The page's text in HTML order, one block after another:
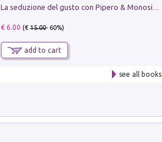
€ 6.00 (€15.00- 60%)
add to cart
see all books